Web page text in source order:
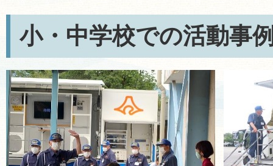
小・中学校での活動事